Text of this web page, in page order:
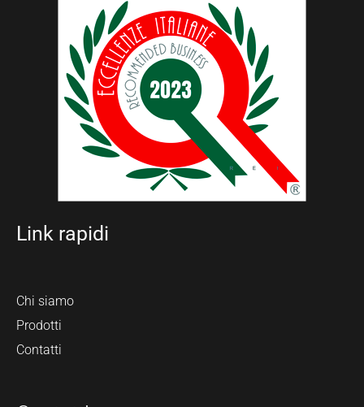
Link rapidi
Chi siamo
Prodotti
Contatti